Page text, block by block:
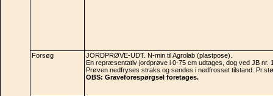
Forsøg
JORDPRØVE-UDT. N-min til Agrolab (plastpose).
En repræsentativ jordprøve i 0-75 cm udtages, dog ved JB nr.
Prøven nedfryses straks og sendes i nedfrosset tilstand.
OBS: Graveforespørgsel foretages.